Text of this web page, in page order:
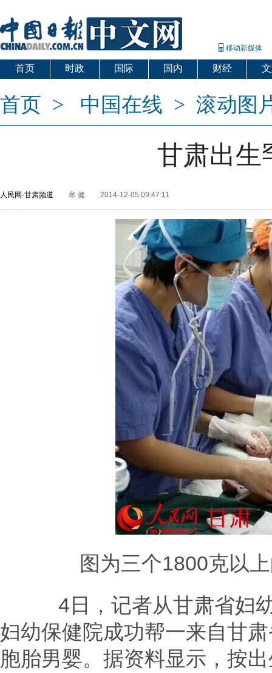
移动新媒体
首页 时政 国际 国内 财经
首页 > 中国在线 > 滚动图
甘肃出生
人民网-甘肃频道 牟 健 2014-12-05 09:47:11
图为三个1800克以上
4日，记者从甘肃省妇幼
妇幼保健院成功帮一来自甘
胞胎男婴。据资料显示，按